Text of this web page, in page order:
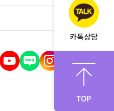
카톡상담
TOP